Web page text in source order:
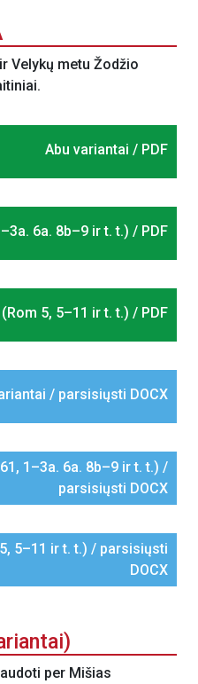
Velykų metu Žodžio
Abu variantai / PDF
6a. 8b–9 ir t. t.) / PDF
(Rom 5, 5–11 ir t. t.) / PDF
/ parsisiųsti DOCX
1–3a. 6a. 8b–9 ir t. t.) /
parsisiųsti DOCX
5–11 ir t. t.) / parsisiųsti
DOCX
per Mišias